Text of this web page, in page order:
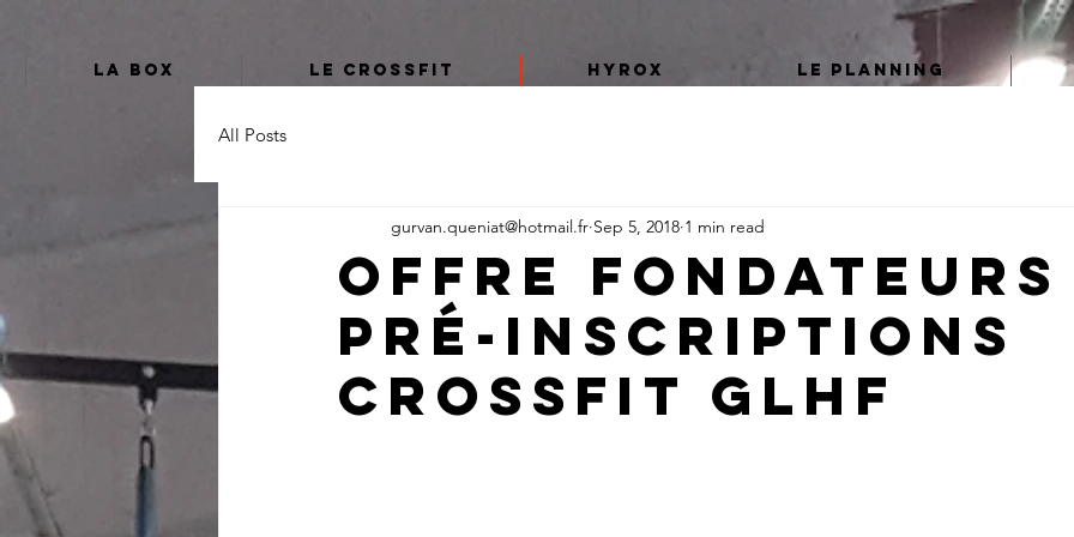
La box Le CrossFit HYROX Le planning
All Posts
Offre
pré-inscriptions
CrossFit GLHF
gurvan.queniat@hotmail.fr Sep 5, 2018 1 min read